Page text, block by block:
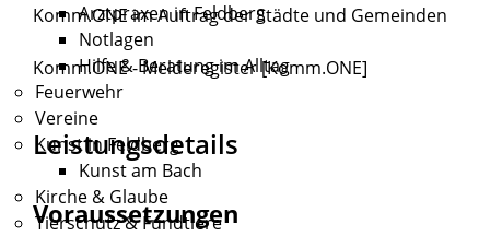
Arztpraxen in Feldberg
Notlagen
Hilfe & Beratung im Alltag
Feuerwehr
Vereine
Kunst in Feldberg
Kunst am Bach
Kirche & Glaube
Tierschutz & Fundtiere
Komm.ONE im Auftrag der Städte und Gemeinden
Komm.ONE - Melderegister [Komm.ONE]
Leistungsdetails
Voraussetzungen